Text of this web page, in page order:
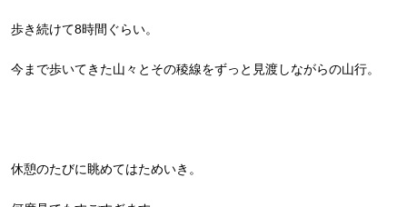
歩き続けて8時間ぐらい。
今まで歩いてきた山々とその稜線をずっと見渡しながらの山行。
休憩のたびに眺めてはためいき。